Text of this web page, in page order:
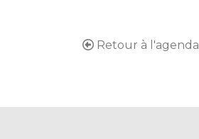
Retour à l'agenda